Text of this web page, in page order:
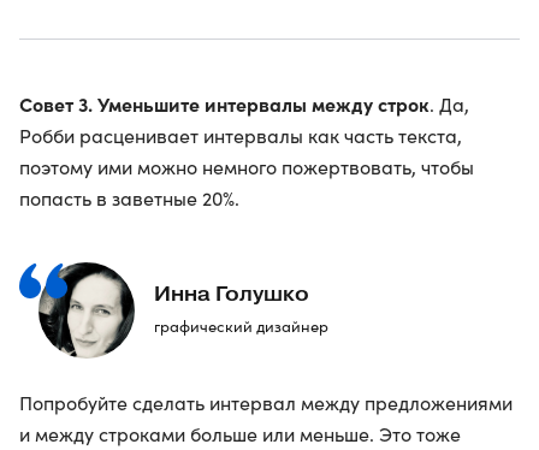
Совет 3. Уменьшите интервалы между строк. Да,
Робби расценивает интервалы как часть текста,
поэтому ими можно немного пожертвовать, чтобы
попасть в заветные 20%.
Инна Голушко
графический дизайнер
Попробуйте сделать интервал между предложениями
и между строками больше или меньше. Это тоже